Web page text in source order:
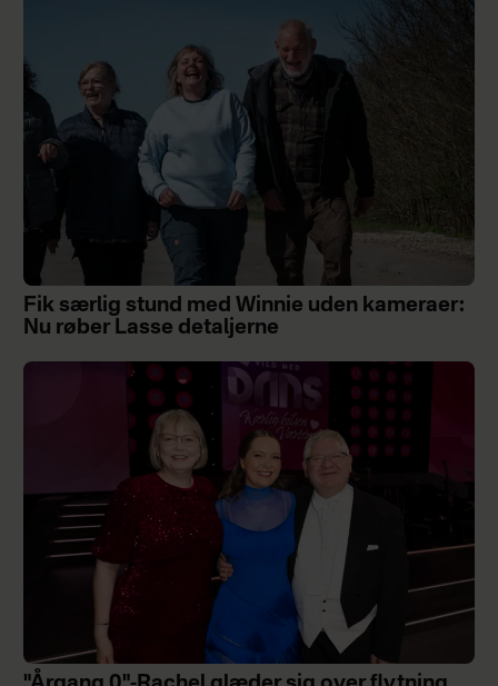
Fik særlig stund med Winnie uden kameraer:
Nu røber Lasse detaljerne